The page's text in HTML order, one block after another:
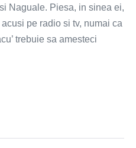
Naguale. Piesa, in sinea ei,
pe radio si tv, numai ca
trebuie sa amesteci